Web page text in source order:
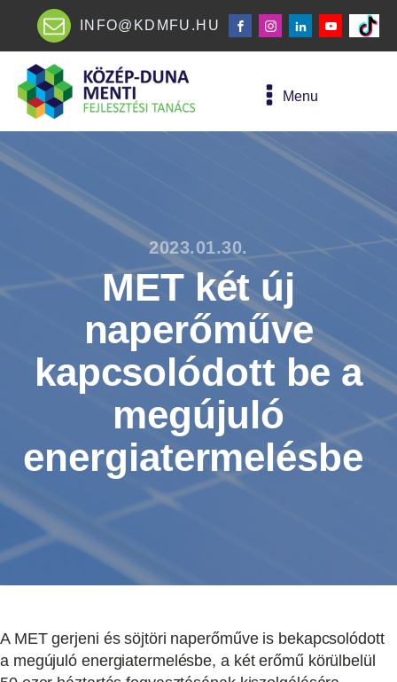
INFO@KDMFU.HU
Menu
2023.01.30.
MET két új
naperőműve
kapcsolódott be a
megújuló
energiatermelésbe
A MET gerjeni és söjtöri naperőműve is bekapcsolódott
a megújuló energiatermelésbe, a két erőmű körülbelül